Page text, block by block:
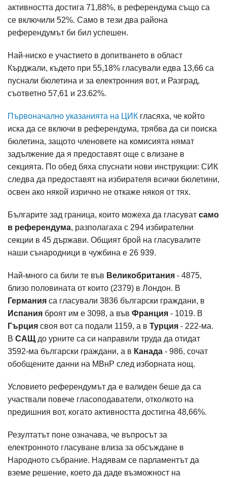
активността достига 71,88%, в референдума също са
се включили 52%. Само в тези два района
референдумът би бил успешен.
Най-ниско е участието в допитването в област
Кърджали, където при 55,18% гласували едва 13,66 са
пуснали бюлетина и за електронния вот, и Разград,
съответно 57,61 и 23.62%.
Първоначално указанията на ЦИК гласяха, че който
иска да се включи в референдума, трябва да си поиска
бюлетина, защото членовете на комисията нямат
задължение да я предоставят още с влизане в
секцията. По обед бяха спуснати нови инструкции: СИК
следва да предоставят на избирателя всички бюлетини,
освен ако някой изрично не откаже някоя от тях.
Българите зад граница, които можеха да гласуват само
в референдума, разполагаха с 294 избирателни
секции в 45 държави. Общият брой на гласувалите
наши сънародници в чужбина е 26 939.
Най-много са били те във Великобритания - 4875,
близо половината от които (2379) в Лондон. В
Германия са гласували 3836 български граждани, в
Испания броят им е 3098, а във Франция - 1019. В
Гърция своя вот са подали 1159, а в Турция - 222-ма.
В САЩ до урните са си направили труда да отидат
3592-ма български граждани, а в Канада - 986, сочат
обобщените данни на МВнР след изборната нощ.
Условието референдумът да е валиден беше да са
участвали повече гласоподаватели, отколкото на
предишния вот, когато активността достигна 48,66%.
Резултатът поне означава, че въпросът за
електронното гласуване влиза за обсъждане в
Народното събрание. Надявам се парламентът да
вземе решение, което да даде възможност на